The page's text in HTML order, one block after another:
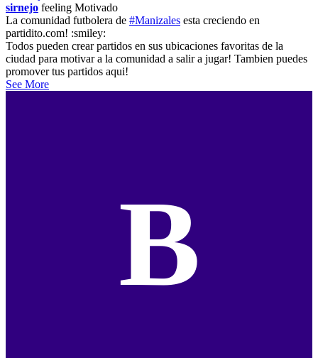
sirnejo feeling Motivado
La comunidad futbolera de #Manizales esta creciendo en
partidito.com! :smiley:
Todos pueden crear partidos en sus ubicaciones favoritas de la
ciudad para motivar a la comunidad a salir a jugar! Tambien puedes
promover tus partidos aqui!
See More
B